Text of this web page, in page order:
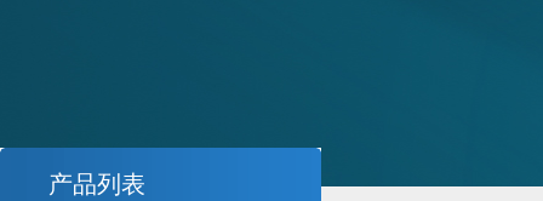
产品列表